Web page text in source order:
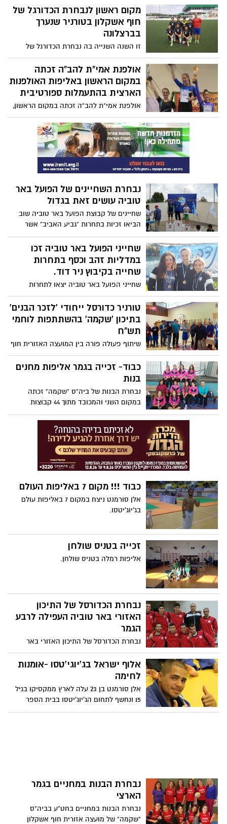
מקום ראשון לנבחרת הכדורגל של
חוף אשקלון בטורניר שנערך
בברצלונה
זו השנה השנייה בה נבחרת הכדורגל של
המועצה האזורית חוף אשקלון משתתפת
וזוכה במקום הראשון בטורניר כדורגל יוקרתי
בברצלונה. מנהל מחלקת הספורט, איציק
צבי: "אני גאה לעבוד במועצה שיש לה ילדים
להצליח".
אולפנת אמי"ת להב"ה זכתה
במקום הראשון באליפות האולפנות
הארצית בהתעמלות ספורטיבית
אולפנת אמי"ת להב"ה זכתה במקום הראשון,
זו השנה השנייה ברציפות, באליפות
האולפנות הארצית בהתעמלות ספורטיבית
לשנת התשע"ו, שהתקיימה במכללה
האקדמית לחינוך גבעת וושינגטון.
נבחרת השחיינים של הפועל באר
טוביה עושים זאת בגדול
שחיינים של קבוצת הפועל באר טוביה שוב
הביאו זכיות בתחרות "גביע האביב" אשר
התקיימה בסוף שבוע האחרון.
שחייני הפועל באר טוביה זכו
במדליות זהב וכסף בתחרות
שחייה בקיבוץ ניר דוד.
שחייני הפועל באר טוביה יצאו לתחרות
שחייה שהתקיימה בנחל עמל "האסי" בתחרות
משחה "לזכר נדב שנל", הספורטאים
המצטיינים חזרו עם מדליית זהב וכסף והביאו
משחים: 6000 מ' , 3000 מ' 1500 מ'.
טורניר כדורסל ייחודי 'לזכר הבנים'
בתיכון 'שקמה' בהשתתפות לוחמי
תש"ח
שיתוף פעולה פורה בין המועצה האזורית חוף
אשקלון ועיריית ראשון לציון הניב טורניר
כדורסל ייחודי בתיכון 'שקמה' בהשתתפות
לוחמי תש"ח ותלמידי ביה"ס, לזכר חללי
כבוד- זכייה בגמר אליפות מחנים
בנות
נבחרת הבנות של ביה"ס "שקמה" זכתה
במקום השני והמכובד מתוך 44 קבוצות
במסגרת גמר אליפות "מחניים" בנות של בתי
הספר התיכוניים בחינוך ההתיישבותי.
כבוד !!! מקום 7 באליפות העולם
אלן סורמנט ניצח במקום 7 באליפות עולם
בג'יוג'יטסו.
זכייה בטניס שולחן
אליפות רמלה בטניס שולחן.
נבחרת הכדורסל של התיכון
האזורי באר טוביה העפילה לרבע
הגמר
נבחרת הכדורסל של התיכון האזורי באר
טוביה העפילה למשחק רבע הגמר
בהתמודדות לאליפות המדינה לתיכונים
אלוף ישראל בג'יוגי'טסו -אומנות
לחימה
אלן סורמנט בן 23 עלה לארץ ממקסיקו בגיל
15 ונחשף לתחום הג'יוג'יטסו בבית הספר
לאומניות לחימה במועצה אזורית חוף
נבחרת הבנות במחניים בגמר
הארצי
נבחרת הבנות במחניים בחט"ע בביה"ס
"שקמה" של מועצה אזורית חוף אשקלון